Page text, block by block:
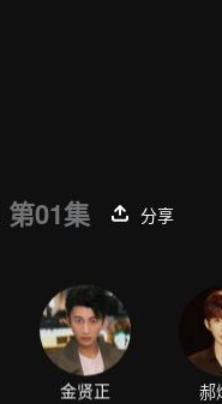
第01集
分享
金贤正
郝